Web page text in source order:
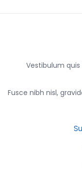
Vestibulum
Fusce nibh nisl,